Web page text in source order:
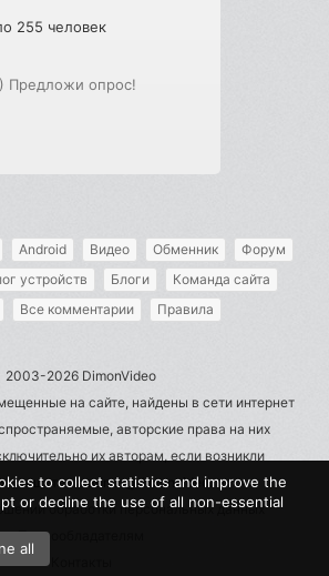
255 человек
Предложи опрос!
Android Видео Обменник
Форум
устройств Блоги
Команда сайта
Все комментарии Правила
2003-2026 DimonVideo
на сайте, найдены в сети интернет
авторские права на них
их авторам, если возникли
- пишите на admin@dimonvideo.ru
обработки персональных данных
Правообладателям
to collect statistics and improve the
or decline the use of all non-essential
all